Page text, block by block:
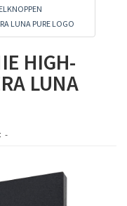
LUNA PURE LOGO
HIGH-
LUNA
-